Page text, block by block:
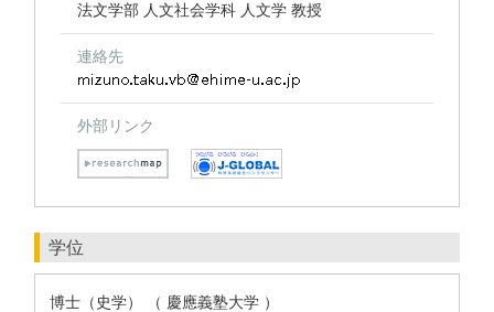
法文学部 人文社会学科 人文学 教授
連絡先
外部リンク
学位
博士（史学） （ 慶應義塾大学 ）